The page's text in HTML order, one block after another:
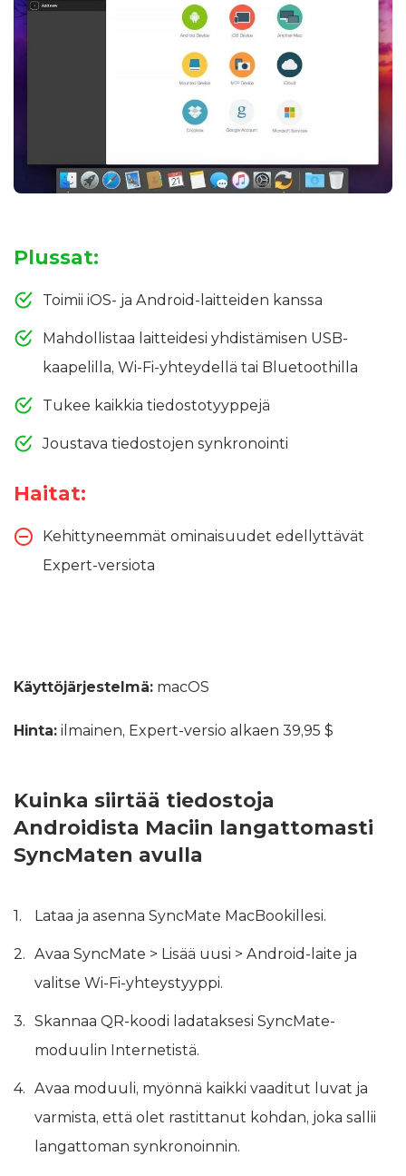
Plussat:
Toimii iOS- ja Android-laitteiden kanssa
Mahdollistaa laitteidesi yhdistämisen USB-
kaapelilla, Wi-Fi-yhteydellä tai Bluetoothilla
Tukee kaikkia tiedostotyyppejä
Joustava tiedostojen synkronointi
Haitat:
Kehittyneemmät ominaisuudet edellyttävät
Expert-versiota
Käyttöjärjestelmä: macOS
Hinta: ilmainen, Expert-versio alkaen 39,95 $
Kuinka siirtää tiedostoja
Androidista Maciin langattomasti
SyncMaten avulla
Lataa ja asenna SyncMate MacBookillesi.
Avaa SyncMate > Lisää uusi > Android-laite ja
valitse Wi-Fi-yhteystyyppi.
Skannaa QR-koodi ladataksesi SyncMate-
moduulin Internetistä.
Avaa moduuli, myönnä kaikki vaaditut luvat ja
varmista, että olet rastittanut kohdan, joka sallii
langattoman synkronoinnin.